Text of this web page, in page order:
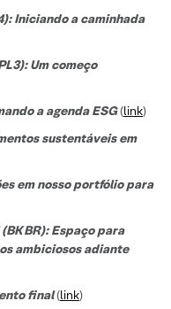
Iniciando a caminhada
Um começo
a agenda ESG(link)
sustentáveis em
em nosso portfólio para
Espaço para
ambiciosos adiante
final(link)